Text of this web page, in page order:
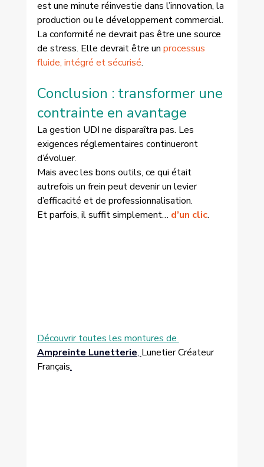
est une minute réinvestie dans l’innovation, la
production ou le développement commercial.
La conformité ne devrait pas être une source
de stress. Elle devrait être un processus
fluide, intégré et sécurisé.
Conclusion : transformer une
contrainte en avantage
La gestion UDI ne disparaîtra pas. Les
exigences réglementaires continueront
d’évoluer.
Mais avec les bons outils, ce qui était
autrefois un frein peut devenir un levier
d’efficacité et de professionnalisation.
Et parfois, il suffit simplement… d’un clic.
Découvrir toutes les montures de
Ampreinte Lunetterie, Lunetier Créateur
Français.